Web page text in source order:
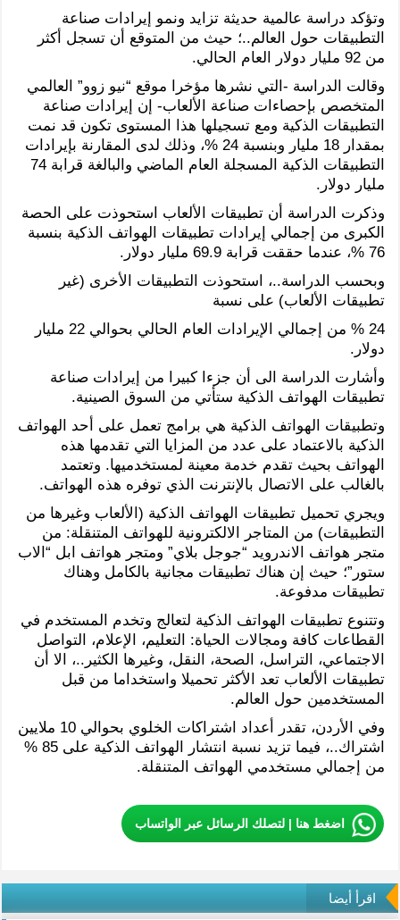
وتؤكد دراسة عالمية حديثة تزايد ونمو إيرادات صناعة
التطبيقات حول العالم..؛ حيث من المتوقع أن تسجل أكثر
من 92 مليار دولار العام الحالي.
وقالت الدراسة -التي نشرها مؤخرا موقع “نيو زوو” العالمي
المتخصص بإحصاءات صناعة الألعاب- إن إيرادات صناعة
التطبيقات الذكية ومع تسجيلها هذا المستوى تكون قد نمت
بمقدار 18 مليار وبنسبة 24 %، وذلك لدى المقارنة بإيرادات
التطبيقات الذكية المسجلة العام الماضي والبالغة قرابة 74
مليار دولار.
وذكرت الدراسة أن تطبيقات الألعاب استحوذت على الحصة
الكبرى من إجمالي إيرادات تطبيقات الهواتف الذكية بنسبة
76 %، عندما حققت قرابة 69.9 مليار دولار.
وبحسب الدراسة..، استحوذت التطبيقات الأخرى (غير
تطبيقات الألعاب) على نسبة
24 % من إجمالي الإيرادات العام الحالي بحوالي 22 مليار
دولار.
وأشارت الدراسة الى أن جزءا كبيرا من إيرادات صناعة
تطبيقات الهواتف الذكية ستأتي من السوق الصينية.
وتطبيقات الهواتف الذكية هي برامج تعمل على أحد الهواتف
الذكية بالاعتماد على عدد من المزايا التي تقدمها هذه
الهواتف بحيث تقدم خدمة معينة لمستخدميها. وتعتمد
بالغالب على الاتصال بالإنترنت الذي توفره هذه الهواتف.
ويجري تحميل تطبيقات الهواتف الذكية (الألعاب وغيرها من
التطبيقات) من المتاجر الالكترونية للهواتف المتنقلة: من
متجر هواتف الاندرويد “جوجل بلاي” ومتجر هواتف ابل “الاب
ستور”؛ حيث إن هناك تطبيقات مجانية بالكامل وهناك
تطبيقات مدفوعة.
وتتنوع تطبيقات الهواتف الذكية لتعالج وتخدم المستخدم في
القطاعات كافة ومجالات الحياة: التعليم، الإعلام، التواصل
الاجتماعي، التراسل، الصحة، النقل، وغيرها الكثير..، الا أن
تطبيقات الألعاب تعد الأكثر تحميلا واستخداما من قبل
المستخدمين حول العالم.
وفي الأردن، تقدر أعداد اشتراكات الخلوي بحوالي 10 ملايين
اشتراك..، فيما تزيد نسبة انتشار الهواتف الذكية على 85 %
من إجمالي مستخدمي الهواتف المتنقلة.
اضغط هنا | لتصلك الرسائل عبر الواتساب
اقرأ أيضا